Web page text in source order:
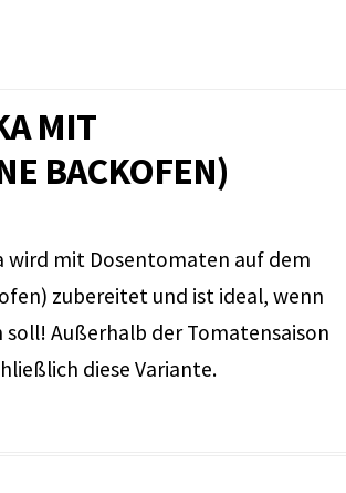
MIT
BACKOFEN)
wird mit Dosentomaten auf dem
zubereitet und ist ideal, wenn
soll! Außerhalb der Tomatensaison
diese Variante.